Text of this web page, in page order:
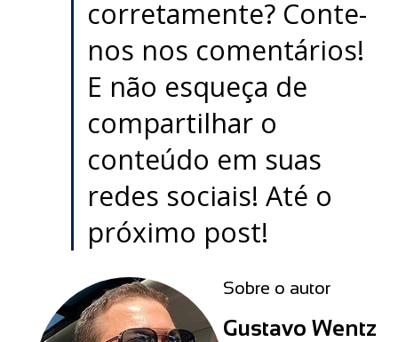
corretamente? Conte-
nos nos comentários!
E não esqueça de
compartilhar o
conteúdo em suas
redes sociais! Até o
próximo post!
Sobre o autor
Gustavo Wentz